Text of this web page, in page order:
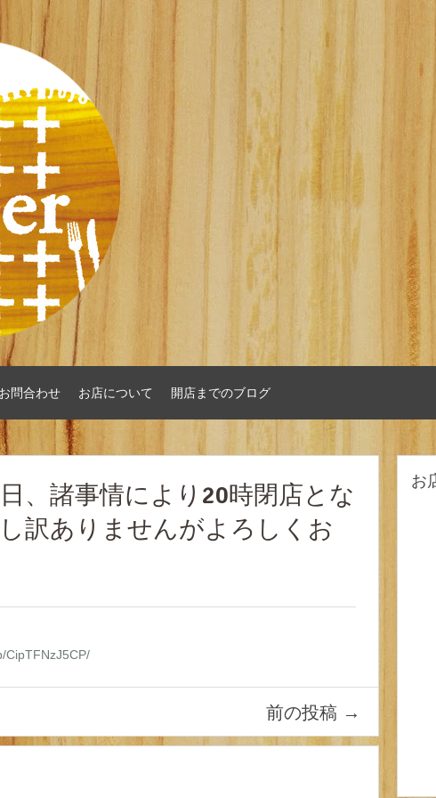
問合わせ お店について 開店までのブログ
、諸事情により20時閉店とな
訳ありませんがよろしくお
CipTFNzJ5CP/
前の投稿 →
お